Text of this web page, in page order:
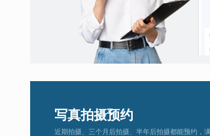
写真拍摄预约
近期拍摄、三个月后拍摄、半年后拍摄都能预约，